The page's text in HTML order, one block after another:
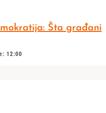
Šta građani
12:00